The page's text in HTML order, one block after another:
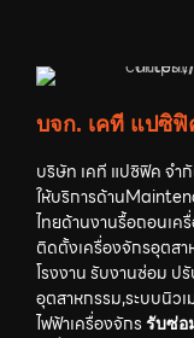
บจก. เคที แปซิฟิ
บริษัท เคที แปซิฟิค จำ
ให้บริการด้าน
ไทยด้านงานรื้อถอนเค
ติดตั้งเครื่องจักรอุตส
โรงงาน รับงานซ่อม ป
อุตสาหกรรม,ระบบนิว
ไฟฟ้าเครื่องจักร รับซ่อ